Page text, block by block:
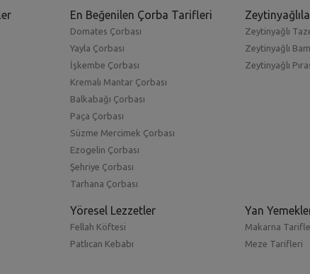
En Beğenilen Çorba Tarifleri
Domates Çorbası
Yayla Çorbası
İşkembe Çorbası
Kremalı Mantar Çorbası
Balkabağı Çorbası
Paça Çorbası
Süzme Mercimek Çorbası
Ezogelin Çorbası
Şehriye Çorbası
Tarhana Çorbası
Zeytinyağlı
Zeytinyağlı
Zeytinyağlı
Yöresel Lezzetler
Fellah Köftesi
Patlıcan Kebabı
Yan
Makarna
Meze Tarifleri